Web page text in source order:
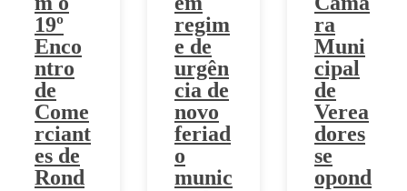
19º
Enco
ntro
de
Come
rciant
es de
Rond
regim
e de
urgên
cia de
novo
feriad
o
munic
ra
Muni
cipal
de
Verea
dores
se
opond